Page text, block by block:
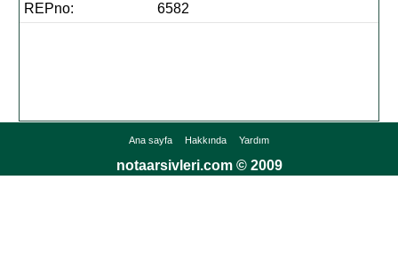
REPno:
6582
Ana sayfa Hakkında Yardım
notaarsivleri.com © 2009